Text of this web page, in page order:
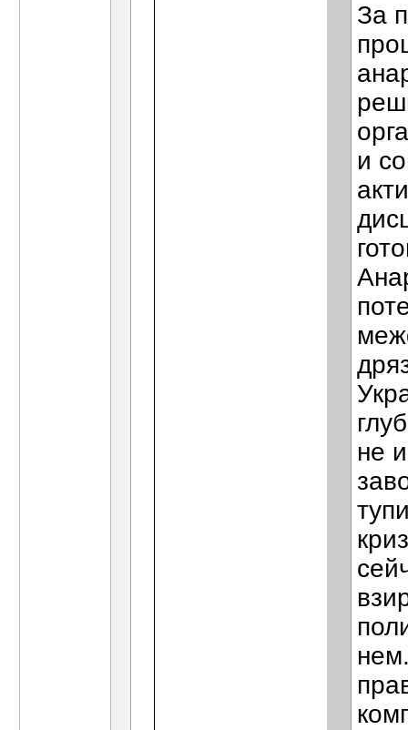
За
и
не